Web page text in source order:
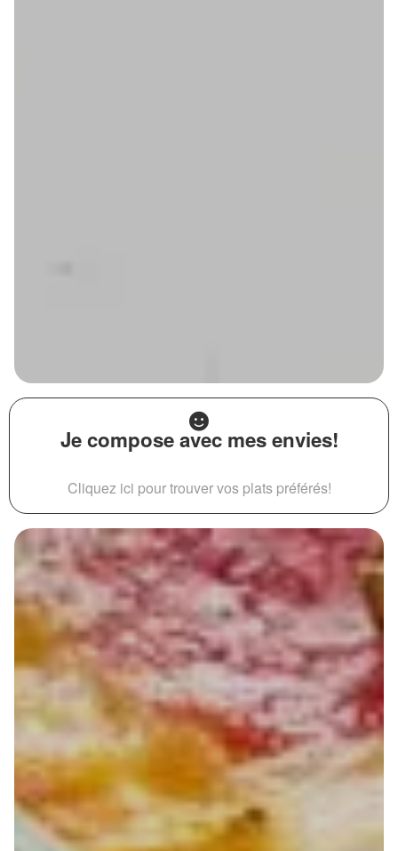
Je compose avec mes envies!
Cliquez ici pour trouver vos plats préférés!